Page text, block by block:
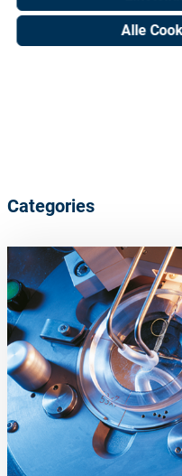
Alle
Shop now
Categories